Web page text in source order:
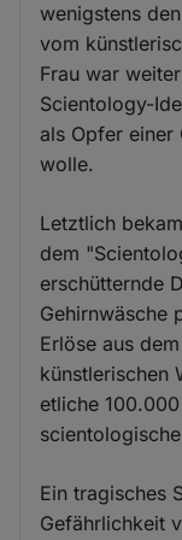
wenigstens
vom
Frau war
Scientology-
als Opfer einer
wolle.
Letztlich
dem
erschütternde
Gehirnwäsche
Erlöse aus
künstlerischen
etliche
Ein tragisches
Gefährlichkeit